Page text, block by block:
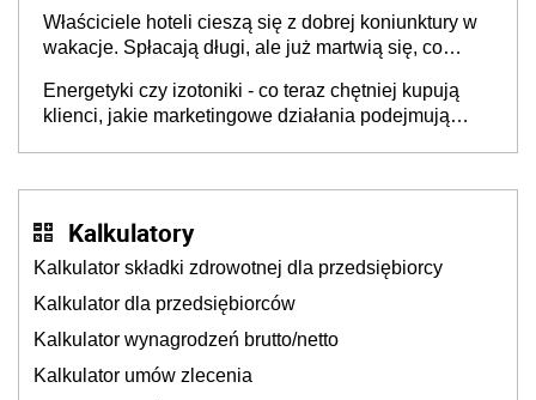
cichu
Właściciele hoteli cieszą się z dobrej koniunktury w
wakacje. Spłacają długi, ale już martwią się, co
Energetyki czy izotoniki - co teraz chętniej kupują
klienci, jakie marketingowe działania podejmują
Kalkulatory
Kalkulator składki zdrowotnej dla przedsiębiorcy
Kalkulator dla przedsiębiorców
Kalkulator wynagrodzeń brutto/netto
Kalkulator umów zlecenia